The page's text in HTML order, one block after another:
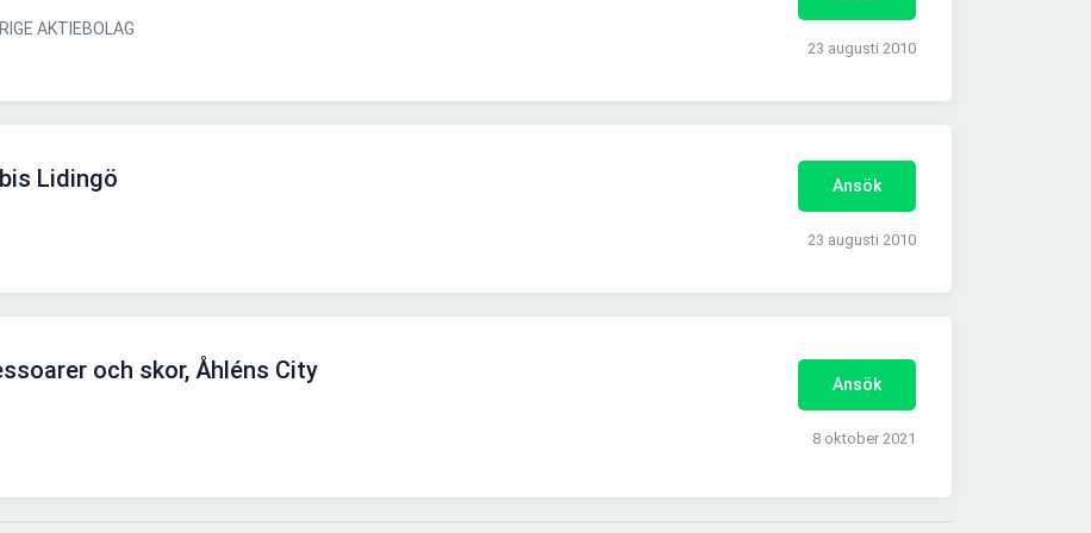
AKTIEBOLAG
23 augusti 2010
Lidingö Ansök
23 augusti 2010
och skor, Åhléns City
Ansök
8 oktober 2021